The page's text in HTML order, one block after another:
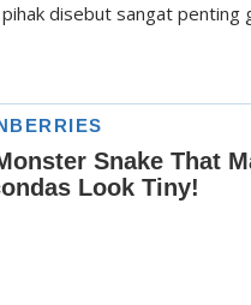
disebut sangat penting